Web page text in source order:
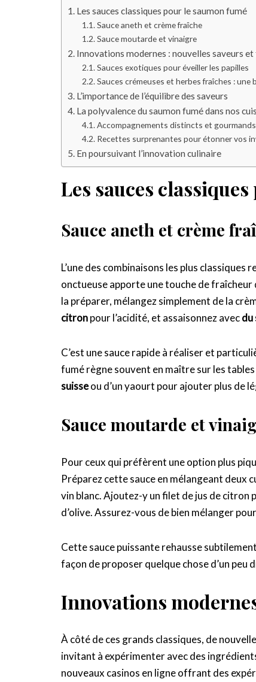
Les sauces classiques pour le saumon fumé
Sauce aneth et crème fraîche
Sauce moutarde et vinaigre
Innovations modernes : nouvelles saveurs
Sauces exotiques pour éveiller les papilles
Sauces crémeuses et herbes fraîches : une
L’importance de l’équilibre des saveurs
La polyvalence du saumon fumé dans nos
Accompagnements distincts et gourmands
Recettes surprenantes pour étonner vos
En poursuivant l’innovation culinaire
Les sauces
Sauce aneth et crème
L’une des combinaisons les plus classiques
onctueuse apporte une touche de
la préparer, mélangez simplement de la
citronpour l’acidité, et assaisonnez avecdu
C’est une sauce rapide à réaliser et
fumé règne souvent en maître sur les
suisseou d’un yaourt pour ajouter plus de
Sauce moutarde et
Pour ceux qui préfèrent une option plus
Préparez cette sauce en mélangeant deux
vin blanc. Ajoutez-y un filet de jus de citron
d’olive. Assurez-vous de bien mélanger
Cette sauce puissante rehausse
façon de proposer quelque chose d’un
Innovations
À côté de ces grands classiques, de
invitant à expérimenter avec des
nouveaux casinos en ligne offrant des